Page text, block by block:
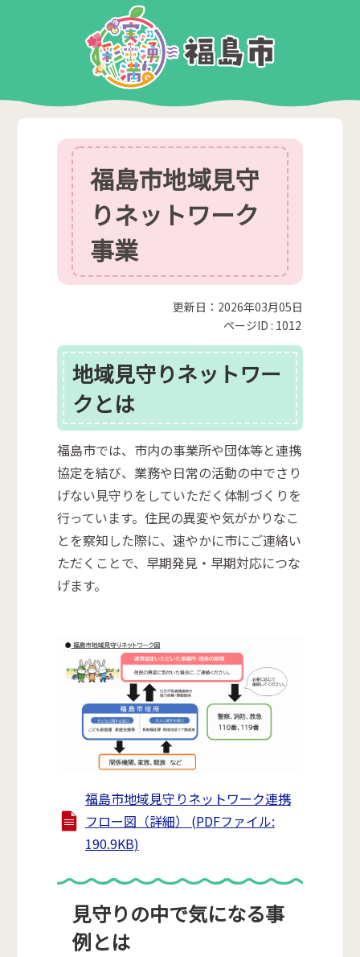
福島市地域見守
りネットワーク
事業
更新日：2026年03月05日
ページID : 1012
地域見守りネットワー
クとは
福島市では、市内の事業所や団体等と連携
協定を結び、業務や日常の活動の中でさり
げない見守りをしていただく体制づくりを
行っています。住民の異変や気がかりなこ
とを察知した際に、速やかに市にご連絡い
ただくことで、早期発見・早期対応につな
げます。
福島市地域見守りネットワーク連携
フロー図（詳細） (PDFファイル:
190.9KB)
見守りの中で気になる事
例とは